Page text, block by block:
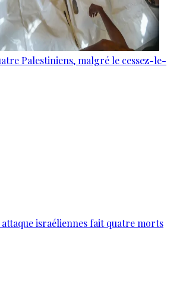
Palestiniens, malgré le cessez-le-
israéliennes fait quatre morts